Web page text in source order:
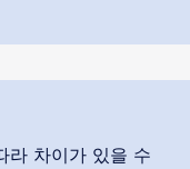
라 차이가 있을 수